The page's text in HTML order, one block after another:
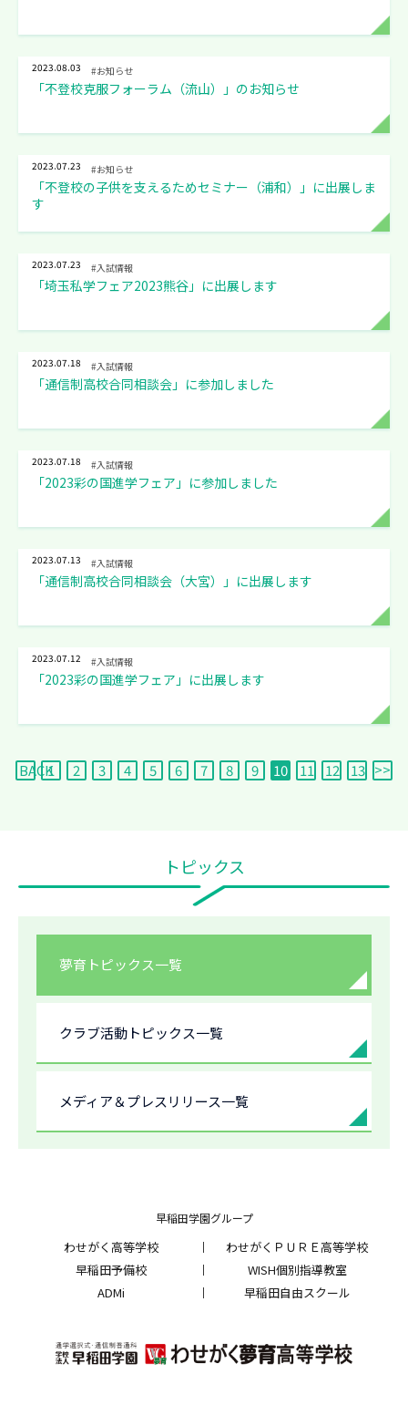
2023.08.03 #お知らせ
「不登校克服フォーラム（流山）」のお知らせ
2023.07.23 #お知らせ
「不登校の子供を支えるためセミナー（浦和）」に出展しま
す
2023.07.23 #入試情報
「埼玉私学フェア2023熊谷」に出展します
2023.07.18 #入試情報
「通信制高校合同相談会」に参加しました
2023.07.18 #入試情報
「2023彩の国進学フェア」に参加しました
2023.07.13 #入試情報
「通信制高校合同相談会（大宮）」に出展します
2023.07.12 #入試情報
「2023彩の国進学フェア」に出展します
BACK
1 2 3 4 5 6 7 8 9 10 11 12 13
トピックス
夢育トピックス一覧
クラブ活動トピックス一覧
メディア＆プレスリリース一覧
早稲田学園グループ
わせがく高等学校
わせがくＰＵＲＥ高等学校
早稲田予備校
WISH個別指導教室
ADMi
早稲田自由スクール